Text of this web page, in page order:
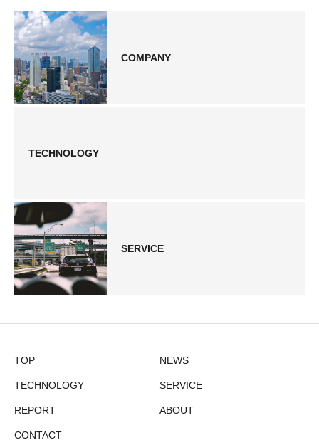
COMPANY
TECHNOLOGY
SERVICE
TOP NEWS
TECHNOLOGY SERVICE
REPORT ABOUT
CONTACT